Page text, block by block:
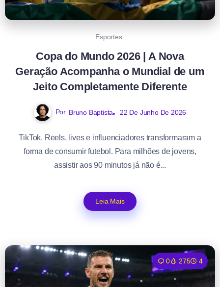
Esportes
Copa do Mundo 2026 | A Nova
Geração Acompanha o Mundial de um
Jeito Completamente Diferente
Por Bruno Baptista 22 De Junho De 2026
TikTok, Reels, lives e influenciadores transformaram a
forma de consumir futebol. Para milhões de jovens,
assistir aos 90 minutos já não é...
Leia Mais
0 275 4